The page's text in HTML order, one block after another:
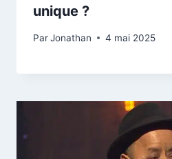
unique ?
ParJonathan 4 mai 2025